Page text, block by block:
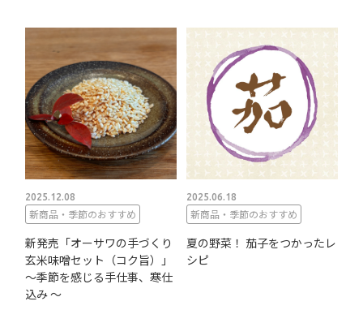
2025.12.08
新商品・季節のおすすめ
新発売「オーサワの手づくり
玄米味噌セット（コク旨）」
～季節を感じる手仕事、寒仕
込み ～
2025.06.18
新商品・季節のおすすめ
夏の野菜！ 茄子をつかったレ
シピ